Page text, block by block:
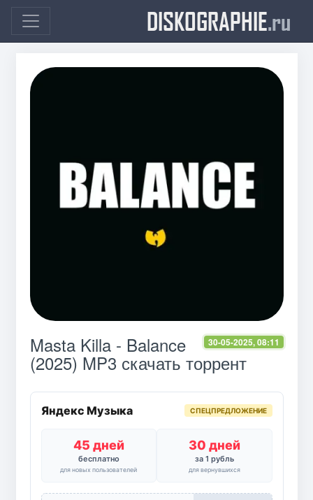
DISKOGRAPHIE.ru
30-05-2025, 08:11
Masta Killa - Balance
(2025) MP3 скачать торрент
Яндекс Музыка СПЕЦПРЕДЛОЖЕНИЕ
45 дней
бесплатно
для новых пользователей
30 дней
за 1 рубль
для вернувшихся